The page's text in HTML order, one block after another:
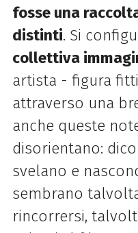
fosse una
distinti. Si
collettiva
artista - figura
attraverso una
anche queste
disorientano:
svelano e
sembrano
rincorrersi,